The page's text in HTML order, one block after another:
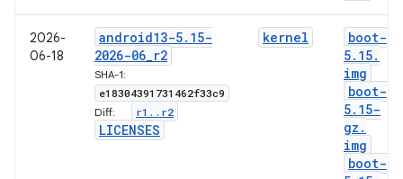
2026-
06-18
android13-5. 15-
2026-06_r2
SHA-1:
e18304391731462f33c9
Diff: r1 . . r2
LICENSES
kernel
boot-
5. 15.
img
boot-
5. 15-
gz .
img
boot-